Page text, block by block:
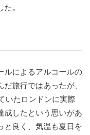
。
ルによるアルコールの
旅行ではあったが、
いたロンドンに実際
成したという思いがあ
と良く、気温も夏日を